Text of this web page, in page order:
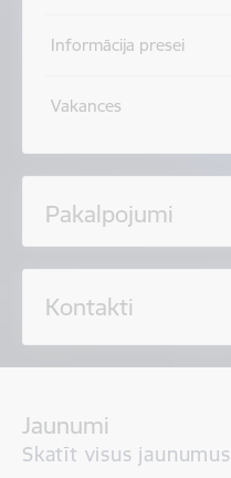
Informācija presei
Vakances
Pakalpojumi
Kontakti
Jaunumi
Skatīt visus jaunumus